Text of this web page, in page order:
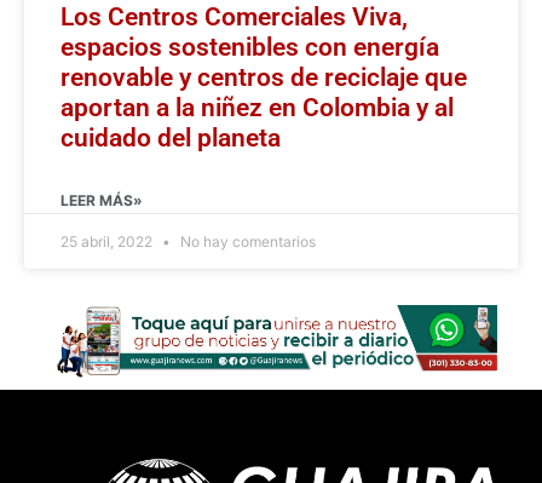
Los Centros Comerciales Viva,
espacios sostenibles con energía
renovable y centros de reciclaje que
aportan a la niñez en Colombia y al
cuidado del planeta
LEER MÁS»
25 abril, 2022 No hay comentarios